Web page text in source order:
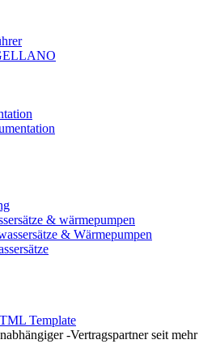
& wärmepumpen
& Wärmepumpen
-Vertragspartner seit mehr